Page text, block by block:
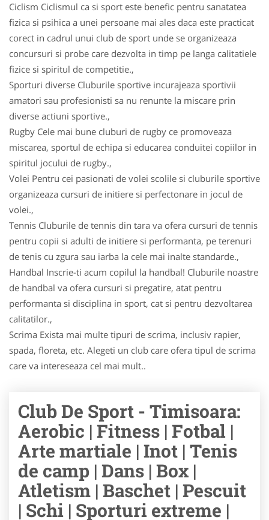
Ciclism Ciclismul ca si sport este benefic pentru sanatatea
fizica si psihica a unei persoane mai ales daca este practicat
corect in cadrul unui club de sport unde se organizeaza
concursuri si probe care dezvolta in timp pe langa calitatiele
fizice si spiritul de competitie.,
Sporturi diverse Cluburile sportive incurajeaza sportivii
amatori sau profesionisti sa nu renunte la miscare prin
diverse actiuni sportive.,
Rugby Cele mai bune cluburi de rugby ce promoveaza
miscarea, sportul de echipa si educarea conduitei copiilor in
spiritul jocului de rugby.,
Volei Pentru cei pasionati de volei scolile si cluburile sportive
organizeaza cursuri de initiere si perfectonare in jocul de
volei.,
Tennis Cluburile de tennis din tara va ofera cursuri de tennis
pentru copii si adulti de initiere si performanta, pe terenuri
de tenis cu zgura sau iarba la cele mai inalte standarde.,
Handbal Inscrie-ti acum copilul la handbal! Cluburile noastre
de handbal va ofera cursuri si pregatire, atat pentru
performanta si disciplina in sport, cat si pentru dezvoltarea
calitatilor.,
Scrima Exista mai multe tipuri de scrima, inclusiv rapier,
spada, floreta, etc. Alegeti un club care ofera tipul de scrima
care va intereseaza cel mai mult..
Club De Sport - Timisoara:
Aerobic | Fitness | Fotbal |
Arte martiale | Inot | Tenis
de camp | Dans | Box |
Atletism | Baschet | Pescuit
| Schi | Sporturi extreme |